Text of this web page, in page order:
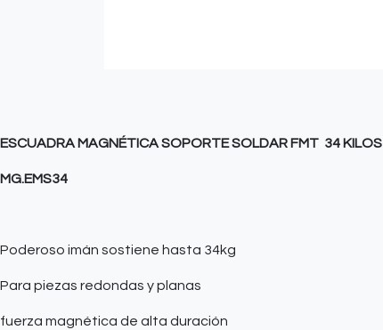
ESCUADRA MAGNÉTICA SOPORTE SOLDAR FMT 34 KILOS
MG.EMS34
Poderoso imán sostiene hasta 34kg
Para piezas redondas y planas
fuerza magnética de alta duración